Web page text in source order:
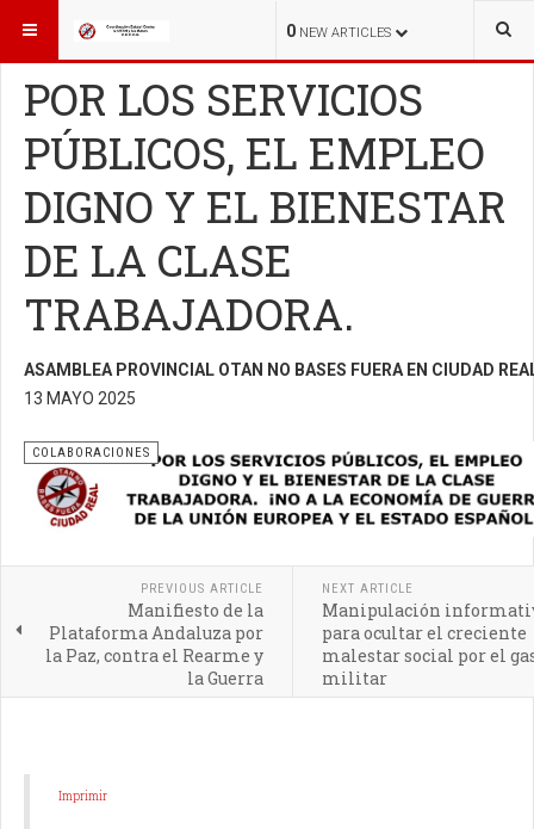
0 NEW ARTICLES
ESTÁ AQUÍ: INICIO COLABORACIONES
POR LOS SERVICIOS
PÚBLICOS, EL EMPLEO
DIGNO Y EL BIENESTAR
DE LA CLASE
TRABAJADORA.
ASAMBLEA PROVINCIAL OTAN NO BASES FUERA EN CIUDAD
13 MAYO 2025
COLABORACIONES
PREVIOUS ARTICLE
Manifiesto de la
Plataforma Andaluza por
la Paz, contra el Rearme y
la Guerra
NEXT ARTICLE
Manipulación
para ocultar el creciente
malestar social por el
militar
Imprimir